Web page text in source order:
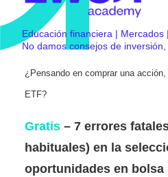
Educación financiera |
No damos consejos de
¿Pensando en comprar una
ETF?
Gratis – 7 errores
habituales) en la
oportunidades en bolsa